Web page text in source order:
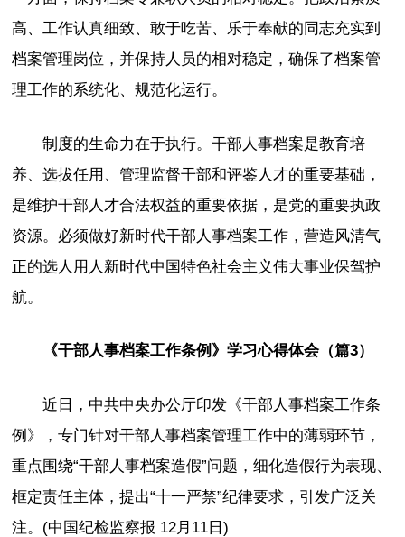
高、工作认真细致、敢于吃苦、乐于奉献的同志充实到
档案管理岗位，并保持人员的相对稳定，确保了档案管
理工作的系统化、规范化运行。
制度的生命力在于执行。干部人事档案是教育培
养、选拔任用、管理监督干部和评鉴人才的重要基础，
是维护干部人才合法权益的重要依据，是党的重要执政
资源。必须做好新时代干部人事档案工作，营造风清气
正的选人用人新时代中国特色社会主义伟大事业保驾护
航。
《干部人事档案工作条例》学习心得体会（篇3）
近日，中共中央办公厅印发《干部人事档案工作条
例》，专门针对干部人事档案管理工作中的薄弱环节，
重点围绕“干部人事档案造假”问题，细化造假行为表现、
框定责任主体，提出“十一严禁”纪律要求，引发广泛关
注。(中国纪检监察报 12月11日)